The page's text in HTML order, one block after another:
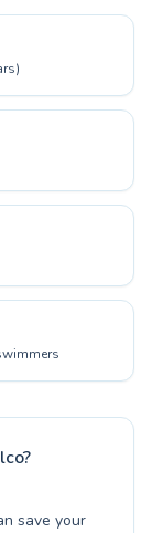
save your